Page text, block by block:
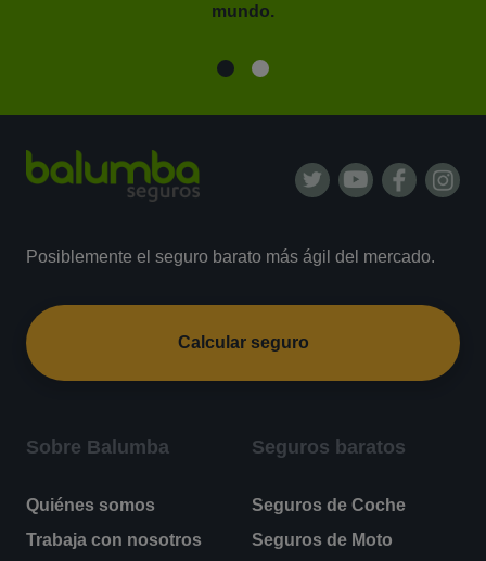
mundo.
Posiblemente el seguro barato más ágil del mercado.
Calcular seguro
Sobre Balumba
Quiénes somos
Trabaja con nosotros
Seguros baratos
Seguros de Coche
Seguros de Moto